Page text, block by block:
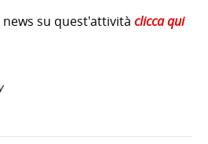
su quest'attività clicca qui